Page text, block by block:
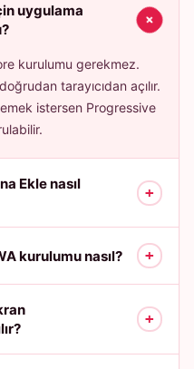
uygulama
+
kurulumu gerekmez.
tarayıcıdan açılır.
istersen Progressive
Ekle nasıl
+
kurulumu nasıl? +
+